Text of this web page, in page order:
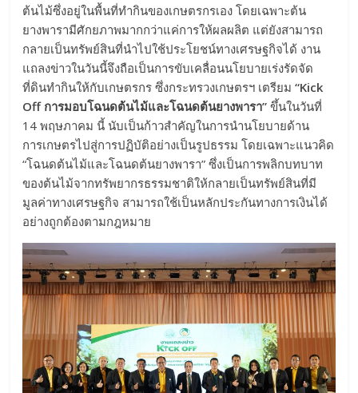
ต้นไม้ซึ่งอยู่ในพื้นที่ทำกินของเกษตรกรเอง โดยเฉพาะต้น
ยางพารามีศักยภาพมากกว่าแค่การให้ผลผลิต แต่ยังสามารถ
กลายเป็นทรัพย์สินที่นำไปใช้ประโยชน์ทางเศรษฐกิจได้ งาน
แถลงข่าวในวันนี้จึงถือเป็นการขับเคลื่อนนโยบายเร่งรัดจัด
ที่ดินทำกินให้กับเกษตรกร ซึ่งกระทรวงเกษตรฯ เตรียม“Kick
Off การมอบโฉนดต้นไม้และโฉนดต้นยางพารา” ขึ้นในวันที่
14 พฤษภาคม นี้ นับเป็นก้าวสำคัญในการนำนโยบายด้าน
การเกษตรไปสู่การปฏิบัติอย่างเป็นรูปธรรม โดยเฉพาะแนวคิด
“โฉนดต้นไม้และโฉนดต้นยางพารา” ซึ่งเป็นการพลิกบทบาท
ของต้นไม้จากทรัพยากรธรรมชาติให้กลายเป็นทรัพย์สินที่มี
มูลค่าทางเศรษฐกิจ สามารถใช้เป็นหลักประกันทางการเงินได้
อย่างถูกต้องตามกฎหมาย